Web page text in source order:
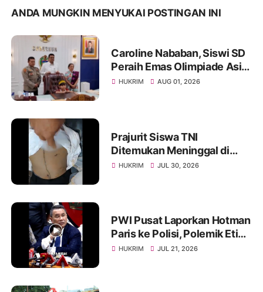
ANDA MUNGKIN MENYUKAI POSTINGAN INI
Caroline Nababan, Siswi SD
Peraih Emas Olimpiade Asia
Dihadiahi Rumah hingga
HUKRIM AUG 01, 2026
Prajurit Siswa TNI
Ditemukan Meninggal di
Rindam I/BB, Penyelidikan
HUKRIM JUL 30, 2026
PWI Pusat Laporkan Hotman
Paris ke Polisi, Polemik Etika
dan Kebebasan Pers
HUKRIM JUL 21, 2026